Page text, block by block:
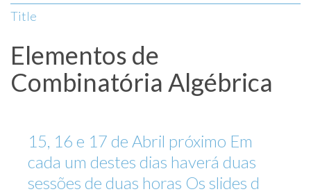
Title
Elementos de
Combinatória Algébrica
15, 16 e 17 de Abril próximo Em
cada um destes dias haverá duas
sessões de duas horas Os slides d